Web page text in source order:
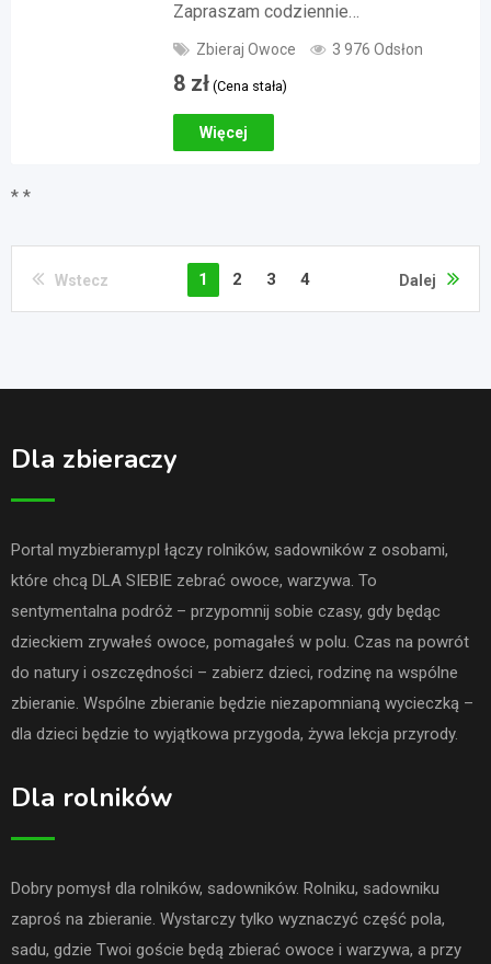
Zapraszam codziennie…
Zbieraj Owoce 3 976 Odsłon
8 zł (Cena stała)
Więcej
* *
Wstecz 1 2 3 4 Dalej
Dla zbieraczy
Portal myzbieramy.pl łączy rolników, sadowników z osobami,
które chcą DLA SIEBIE zebrać owoce, warzywa. To
sentymentalna podróż – przypomnij sobie czasy, gdy będąc
dzieckiem zrywałeś owoce, pomagałeś w polu. Czas na powrót
do natury i oszczędności – zabierz dzieci, rodzinę na wspólne
zbieranie. Wspólne zbieranie będzie niezapomnianą wycieczką –
dla dzieci będzie to wyjątkowa przygoda, żywa lekcja przyrody.
Dla rolników
Dobry pomysł dla rolników, sadowników. Rolniku, sadowniku
zaproś na zbieranie. Wystarczy tylko wyznaczyć część pola,
sadu, gdzie Twoi goście będą zbierać owoce i warzywa, a przy